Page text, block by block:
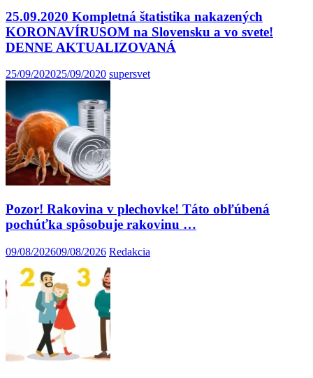
25.09.2020 Kompletná štatistika nakazených
KORONAVÍRUSOM na Slovensku a vo svete!
DENNE AKTUALIZOVANÁ
25/09/202025/09/2020 supersvet
Pozor! Rakovina v plechovke! Táto obľúbená
pochúťka spôsobuje rakovinu …
09/08/202609/08/2026 Redakcia